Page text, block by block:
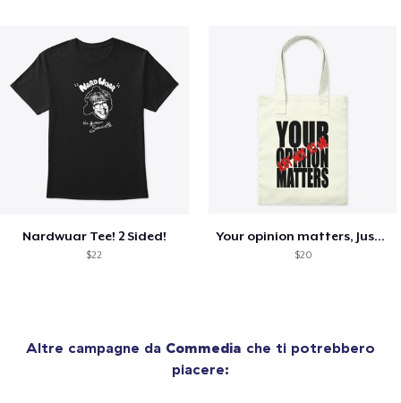
Nardwuar Tee! 2 Sided!
$22
Your opinion matters, Just not to me!
$20
Altre campagne da Commedia che ti potrebbero
piacere: